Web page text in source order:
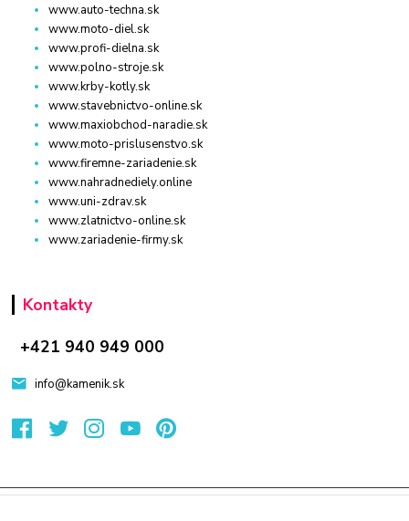
www.auto-techna.sk
www.moto-diel.sk
www.profi-dielna.sk
www.polno-stroje.sk
www.krby-kotly.sk
www.stavebnictvo-online.sk
www.maxiobchod-naradie.sk
www.moto-prislusenstvo.sk
www.firemne-zariadenie.sk
www.nahradnediely.online
www.uni-zdrav.sk
www.zlatnictvo-online.sk
www.zariadenie-firmy.sk
Kontakty
+421 940 949 000
info@kamenik.sk